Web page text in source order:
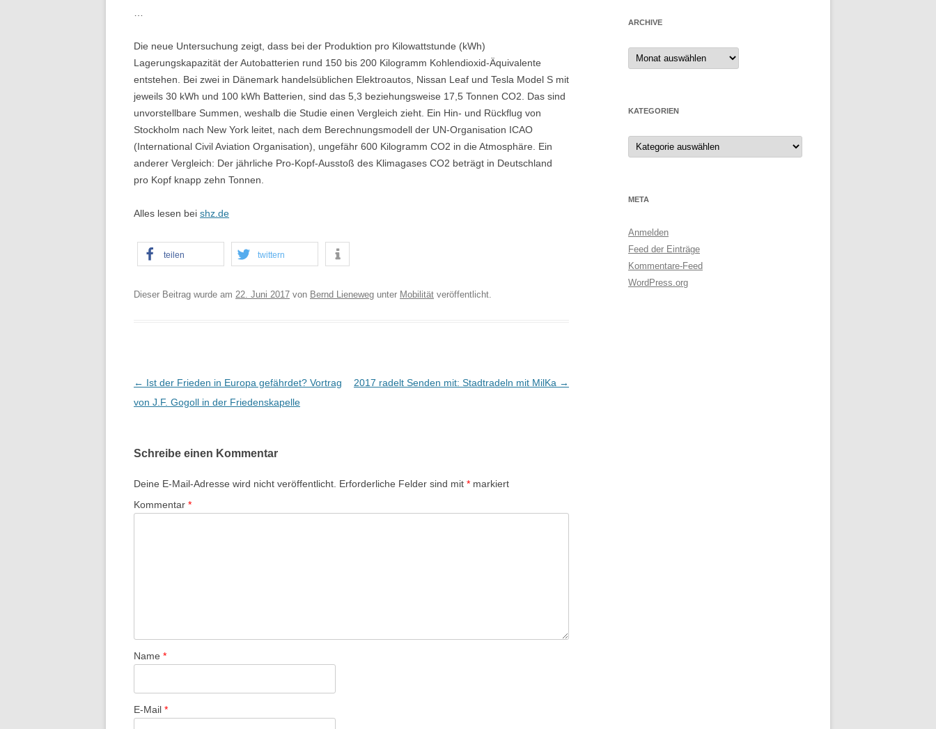
Die neue Untersuchung zeigt, dass bei der Produktion pro Kilowattstunde (kWh)
Lagerungskapazität der Autobatterien rund 150 bis 200 Kilogramm Kohlendioxid-Äquivalente
entstehen. Bei zwei in Dänemark handelsüblichen Elektroautos, Nissan Leaf und Tesla Model S mit
jeweils 30 kWh und 100 kWh Batterien, sind das 5,3 beziehungsweise 17,5 Tonnen CO2. Das sind
unvorstellbare Summen, weshalb die Studie einen Vergleich zieht. Ein Hin- und Rückflug von
Stockholm nach New York leitet, nach dem Berechnungsmodell der UN-Organisation ICAO
(International Civil Aviation Organisation), ungefähr 600 Kilogramm CO2 in die Atmosphäre. Ein
anderer Vergleich: Der jährliche Pro-Kopf-Ausstoß des Klimagases CO2 beträgt in Deutschland
pro Kopf knapp zehn Tonnen.
Alles lesen bei shz.de
teilen twittern
Dieser Beitrag wurde am 22. Juni 2017 von Bernd Lieneweg unter Mobilität veröffentlicht.
B
e
r
a
g
g
a
i
o
← Ist der Frieden in Europa gefährdet? Vortrag
von J.F. Gogoll in der Friedenskapelle
2017 radelt Senden mit: Stadtradeln mit MilKa →
Schreibe einen Kommentar
Deine E-Mail-Adresse wird nicht veröffentlicht. Erforderliche Felder sind mit * markiert
Kommentar *
Name *
E-Mail *
ARCHIVE
Archive
KATEGORIEN
Kategorien
META
Anmelden
Feed der Einträge
Kommentare-Feed
WordPress.org